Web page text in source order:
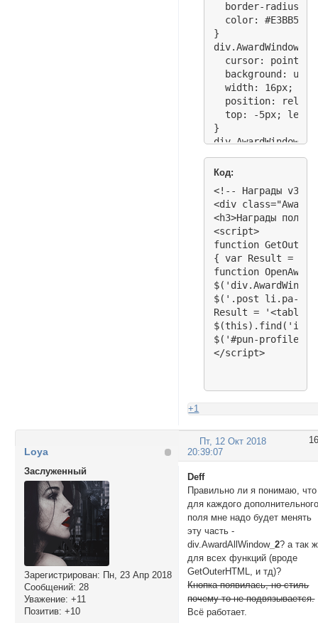
border-radius:
  color: #E3BB55;
}
cursor:
background:
width: 16px;
position:
top: -5px;
}
font-variant:
font-weight:
margin-top: -
}
width: auto;
min-height:
max-height:
  overflow-y:auto;
}
font-variant:
font-weight:
  font-size: 15px;
  width: 200px;
#pun-profile
  cursor: pointer;
position:
  top: -30px;
margin-bottom:
  left: 150px;
background-
}
Код:
<!-- Награды
<div
<h3>Награды
<script>
function
{ var Result =
function
$('.post li.pa-
Result =
$('#pun-profile
</script>
+1
16
Пт, 12 Окт 2018
20:39:07
Lоya
Заслуженный
Зарегистрирован: Пн, 23 Апр 2018
Сообщений: 28
Уважение: +11
Позитив: +10
Deff
Правильно ли я понимаю, что
для каждого
поля мне надо будет менять
эту часть -
div.AwardAllWindow_2? а так
для всех функций (вроде
GetOuterHTML, и тд)?
Кнопка появилась, но стиль
почему-то не подвязывается.
Всё работает.